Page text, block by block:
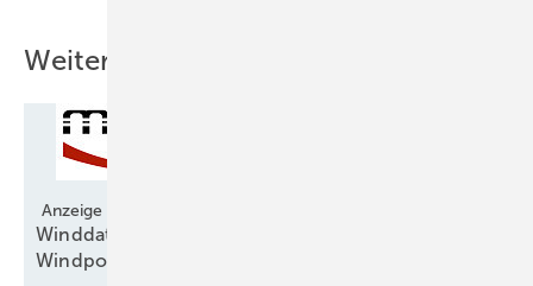
Weitere Inhalte
Anzeige
Winddatenportal gibt schnell Aufschluss über
Windpotenzial